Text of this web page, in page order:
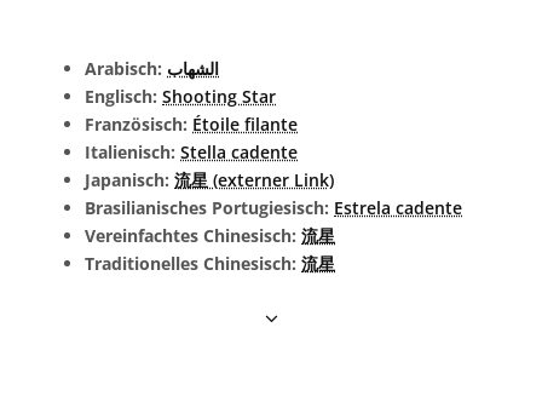
Arabisch: الشهاب
Englisch: Shooting Star
Französisch: Étoile filante
Italienisch: Stella cadente
Japanisch: 流星 (externer Link)
Brasilianisches Portugiesisch: Estrela cadente
Vereinfachtes Chinesisch: 流星
Traditionelles Chinesisch: 流星